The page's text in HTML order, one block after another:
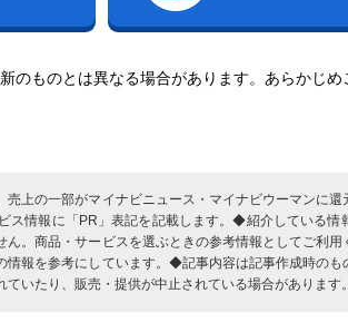
ものとは異なる場合があります。あらかじめ
上の一部がマイナビニュース・マイナビウーマンに
ス情報に「PR」表記を記載します。◆紹介している情
ん。商品・サービスを選ぶときの参考情報としてご利
報を参考にしています。◆記事内容は記事作成時のも
いたり、販売・提供が中止されている場合があります。